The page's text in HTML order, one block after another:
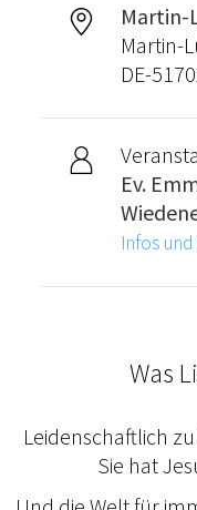
Martin-
Martin-
DE-
Ev.
Infos
Was
Leidenschaftlich
Sie hat